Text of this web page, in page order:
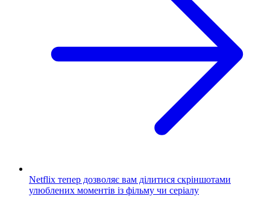
Netflix тепер дозволяє вам ділитися скріншотами
улюблених моментів із фільму чи серіалу